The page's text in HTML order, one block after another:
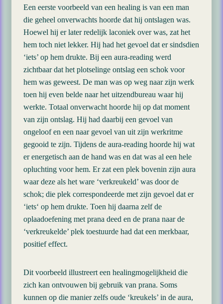
Een eerste voorbeeld van een healing is van een man
die geheel onverwachts hoorde dat hij ontslagen was.
Hoewel hij er later redelijk laconiek over was, zat het
hem toch niet lekker. Hij had het gevoel dat er sindsdien
‘iets’ op hem drukte. Bij een aura-reading werd
zichtbaar dat het plotselinge ontslag een schok voor
hem was geweest. De man was op weg naar zijn werk
toen hij even belde naar het uitzendbureau waar hij
werkte. Totaal onverwacht hoorde hij op dat moment
van zijn ontslag. Hij had daarbij een gevoel van
ongeloof en een naar gevoel van uit zijn werkritme
gegooid te zijn. Tijdens de aura-reading hoorde hij wat
er energetisch aan de hand was en dat was al een hele
opluchting voor hem. Er zat een plek bovenin zijn aura
waar deze als het ware ‘verkreukeld’ was door de
schok; die plek correspondeerde met zijn gevoel dat er
‘iets‘ op hem drukte. Toen hij daarna zelf de
oplaadoefening met prana deed en de prana naar de
‘verkreukelde’ plek toestuurde had dat een merkbaar,
positief effect.
Dit voorbeeld illustreert een healingmogelijkheid die
zich kan ontvouwen bij gebruik van prana. Soms
kunnen op die manier zelfs oude ‘kreukels’ in de aura,